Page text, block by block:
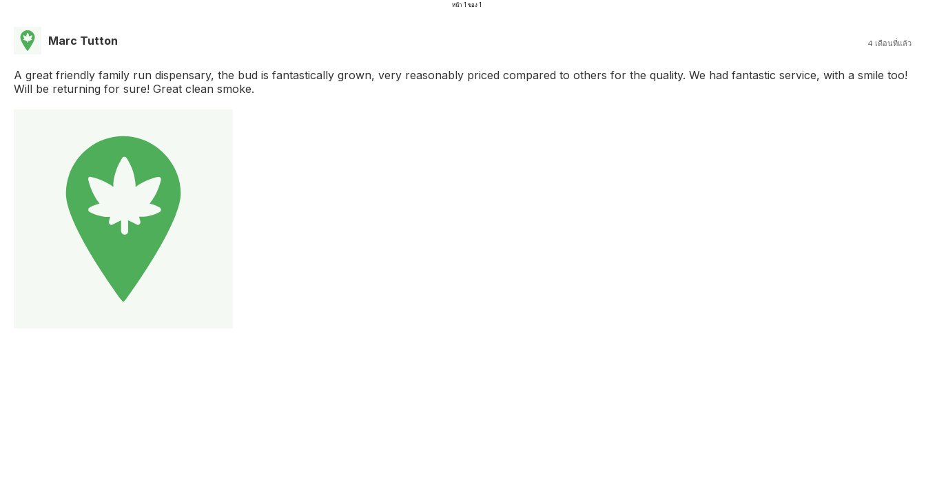
หน้า 1 ของ 1
Marc Tutton 4 เดือนที่แล้ว
A great friendly family run dispensary, the bud is fantastically grown, very reasonably priced compared to others for the quality. We had fantastic service, with a smile too!
Will be returning for sure! Great clean smoke.